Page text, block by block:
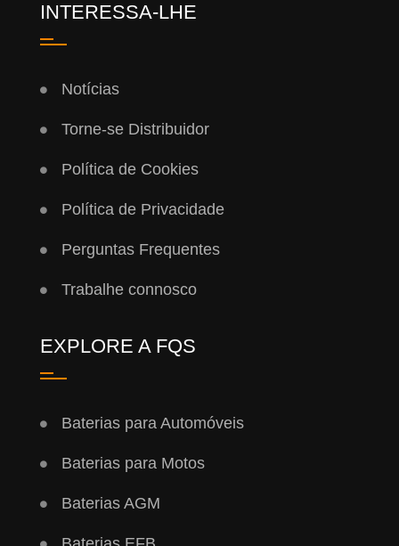
INTERESSA-LHE
Notícias
Torne-se Distribuidor
Política de Cookies
Política de Privacidade
Perguntas Frequentes
Trabalhe connosco
EXPLORE A FQS
Baterias para Automóveis
Baterias para Motos
Baterias AGM